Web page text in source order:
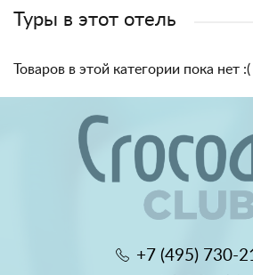
Туры в этот отель
Товаров в этой категории пока нет :(
+7 (495) 730-